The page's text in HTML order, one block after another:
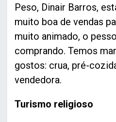
Peso, Dinair Barros,
muito boa de vendas
muito animado, o
comprando. Temos
gostos: crua, pré-
vendedora.
Turismo religioso